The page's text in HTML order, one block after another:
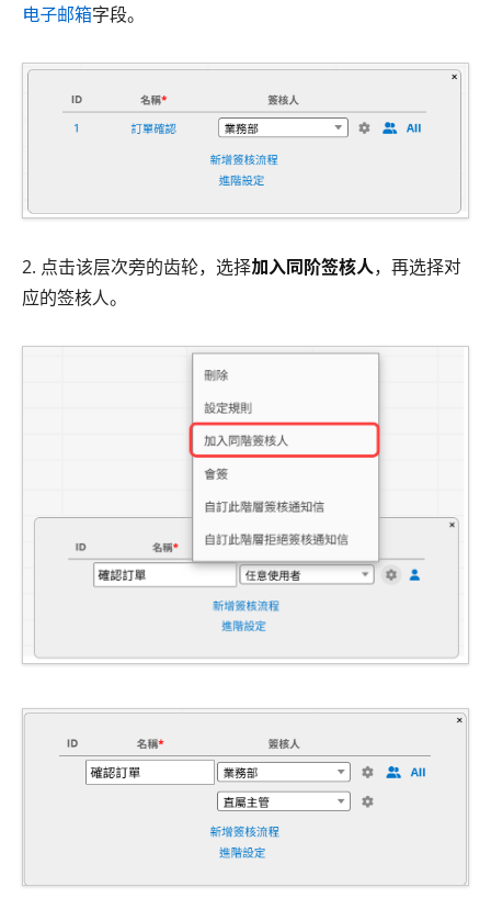
电子邮箱字段。
2. 点击该层次旁的齿轮，选择加入同阶签核人，再选择对
应的签核人。